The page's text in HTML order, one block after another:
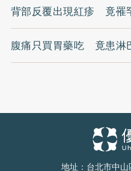
背部反覆出現紅疹 竟罹
腹痛只買胃藥吃 竟患淋
地址：台北市中